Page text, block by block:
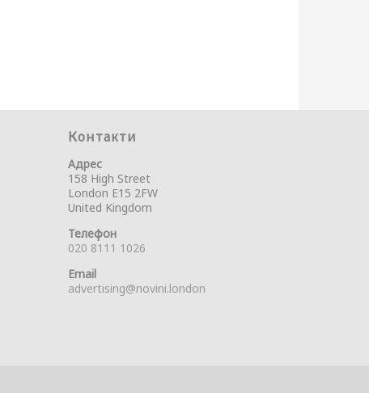
Контакти
Адрес
158 High Street
London E15 2FW
United Kingdom
Телефон
020 8111 1026
Email
advertising@novini.london